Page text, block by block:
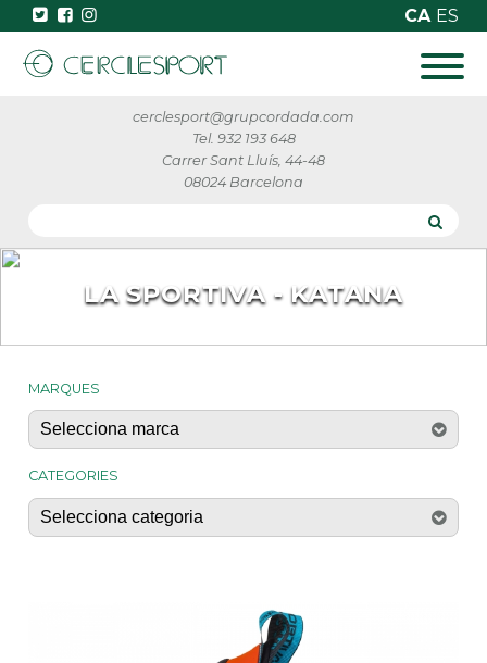
CA ES
cerclesport@grupcordada.com
Tel. 932 193 648
Carrer Sant Lluís, 44-48
08024 Barcelona
LA SPORTIVA - KATANA
MARQUES
CATEGORIES